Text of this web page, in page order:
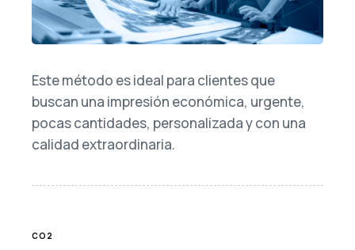
Este método es ideal para clientes que
buscan una impresión económica, urgente,
pocas cantidades, personalizada y con una
calidad extraordinaria.
TAGS
CO2